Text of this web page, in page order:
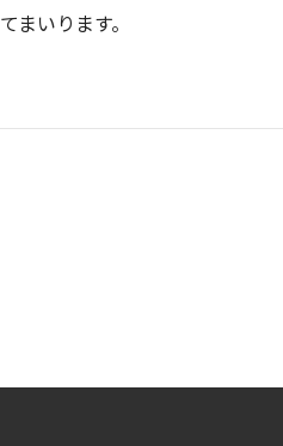
まいります。